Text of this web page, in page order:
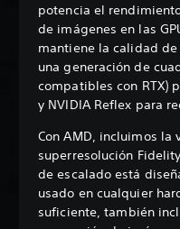
potencia el
de imágenes en las
mantiene la calidad
una generación de
compatibles con RTX)
y NVIDIA Reflex para
Con AMD, incluimos la
superresolución
de escalado está
usado en cualquier
suficiente, también